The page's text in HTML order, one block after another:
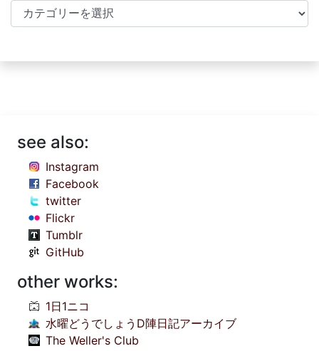
Categories
see also:
Instagram
Facebook
twitter
Flickr
Tumblr
GitHub
other works:
1日1ニコ
水曜どうでしょうD陣日記アーカイブ
The Weller's Club